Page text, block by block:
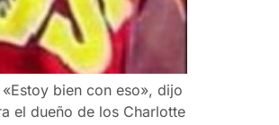
bien con eso», dijo
el dueño de los Charlotte